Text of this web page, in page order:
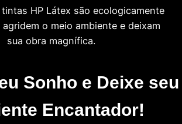
HP Látex são ecologicamente
o meio ambiente e deixam
sua obra magnífica.
Sonho e Deixe seu
Encantador!